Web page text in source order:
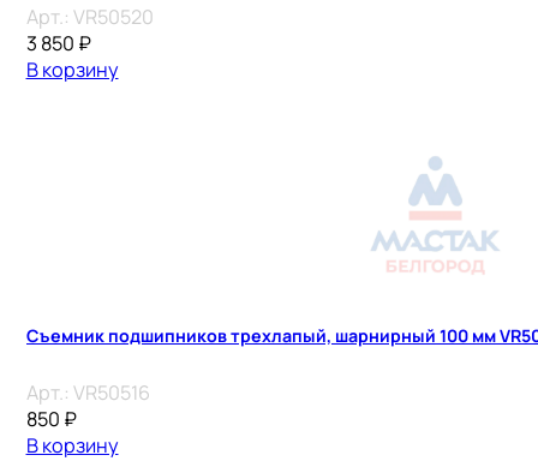
Арт.: VR50520
3 850 ₽
В корзину
Съемник подшипников трехлапый, шарнирный 100 мм
Арт.: VR50516
850 ₽
В корзину